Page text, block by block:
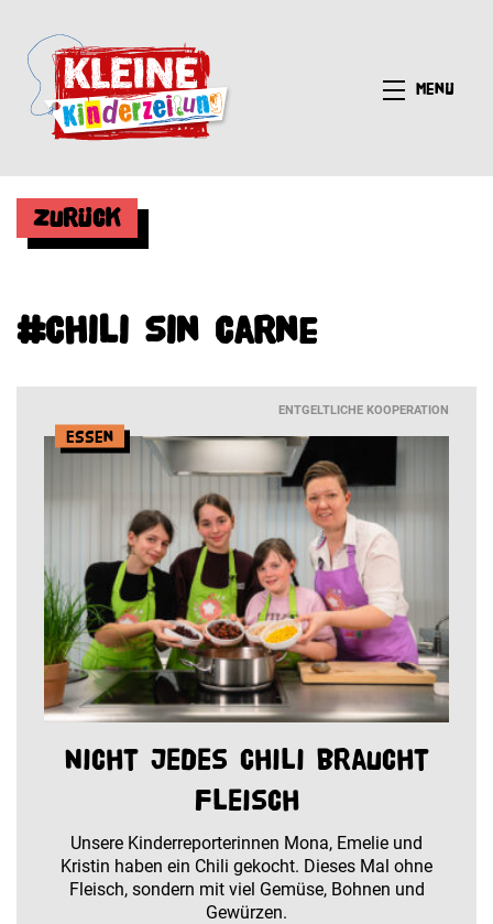
Menü
Zurück
#Chili sin Carne
ENTGELTLICHE KOOPERATION
Essen
Nicht jedes Chili braucht
Fleisch
Unsere Kinderreporterinnen Mona, Emelie und
Kristin haben ein Chili gekocht. Dieses Mal ohne
Fleisch, sondern mit viel Gemüse, Bohnen und
Gewürzen.